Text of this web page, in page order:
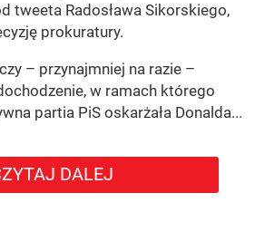
tweeta Radosława Sikorskiego,
prokuratury.
– przynajmniej na razie –
w ramach którego
partia PiS oskarżała Donalda...
DALEJ